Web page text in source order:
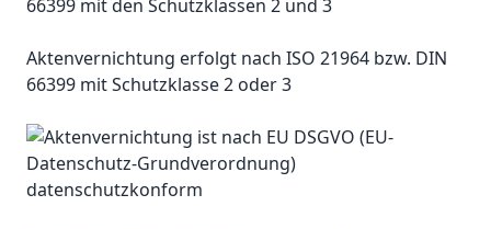
Aktenvernichtung erfolgt nach ISO 21964 bzw. DIN
66399 mit Schutzklasse 2 oder 3